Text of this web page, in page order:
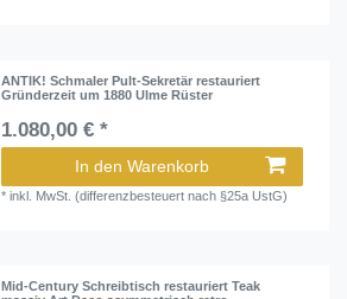
ANTIK! Schmaler Pult-Sekretär restauriert
Gründerzeit um 1880 Ulme Rüster
1.080,00 € *
In den Warenkorb
*inkl. MwSt. (differenzbesteuert nach §25a UstG)
Mid-Century Schreibtisch restauriert Teak